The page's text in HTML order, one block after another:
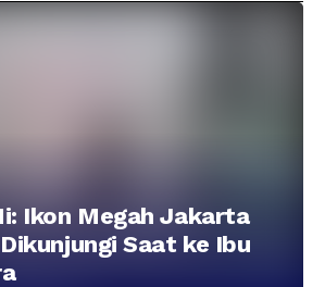
2026
Ikon Megah Jakarta
Saat ke Ibu